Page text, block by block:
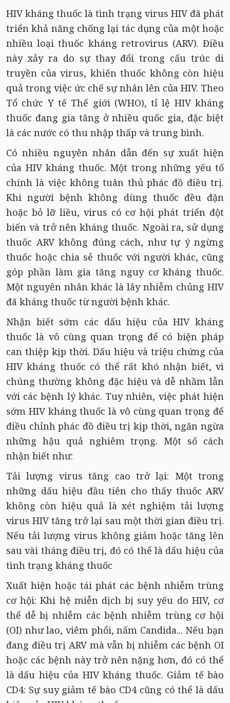
HIV kháng thuốc là tình trạng virus HIV đã phát
triển khả năng chống lại tác dụng của một hoặc
nhiều loại thuốc kháng retrovirus (ARV). Điều
này xảy ra do sự thay đổi trong cấu trúc di
truyền của virus, khiến thuốc không còn hiệu
quả trong việc ức chế sự nhân lên của HIV. Theo
Tổ chức Y tế Thế giới (WHO), tỉ lệ HIV kháng
thuốc đang gia tăng ở nhiều quốc gia, đặc biệt
là các nước có thu nhập thấp và trung bình.
Có nhiều nguyên nhân dẫn đến sự xuất hiện
của HIV kháng thuốc. Một trong những yếu tố
chính là việc không tuân thủ phác đồ điều trị.
Khi người bệnh không dùng thuốc đều đặn
hoặc bỏ lỡ liều, virus có cơ hội phát triển đột
biến và trở nên kháng thuốc. Ngoài ra, sử dụng
thuốc ARV không đúng cách, như tự ý ngừng
thuốc hoặc chia sẻ thuốc với người khác, cũng
góp phần làm gia tăng nguy cơ kháng thuốc.
Một nguyên nhân khác là lây nhiễm chủng HIV
đã kháng thuốc từ người bệnh khác.
Nhận biết sớm các dấu hiệu của HIV kháng
thuốc là vô cùng quan trọng để có biện pháp
can thiệp kịp thời. Dấu hiệu và triệu chứng của
HIV kháng thuốc có thể rất khó nhận biết, vì
chúng thường không đặc hiệu và dễ nhầm lẫn
với các bệnh lý khác. Tuy nhiên, việc phát hiện
sớm HIV kháng thuốc là vô cùng quan trọng để
điều chỉnh phác đồ điều trị kịp thời, ngăn ngừa
những hậu quả nghiêm trọng. Một số cách
nhận biết như:
Tải lượng virus tăng cao trở lại: Một trong
những dấu hiệu đầu tiên cho thấy thuốc ARV
không còn hiệu quả là xét nghiệm tải lượng
virus HIV tăng trở lại sau một thời gian điều trị.
Nếu tải lượng virus không giảm hoặc tăng lên
sau vài tháng điều trị, đó có thể là dấu hiệu của
tình trạng kháng thuốc
Xuất hiện hoặc tái phát các bệnh nhiễm trùng
cơ hội: Khi hệ miễn dịch bị suy yếu do HIV, cơ
thể dễ bị nhiễm các bệnh nhiễm trùng cơ hội
(OI) như lao, viêm phổi, nấm Candida... Nếu bạn
đang điều trị ARV mà vẫn bị nhiễm các bệnh OI
hoặc các bệnh này trở nên nặng hơn, đó có thể
là dấu hiệu của HIV kháng thuốc. Giảm tế bào
CD4: Sự suy giảm tế bào CD4 cũng có thể là dấu